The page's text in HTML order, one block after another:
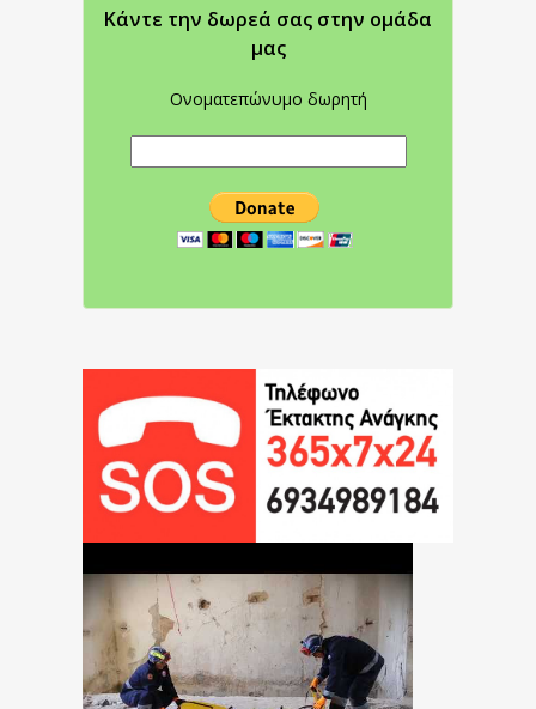
Κάντε την δωρεά σας στην oμάδα
μας
Ονοματεπώνυμο δωρητή